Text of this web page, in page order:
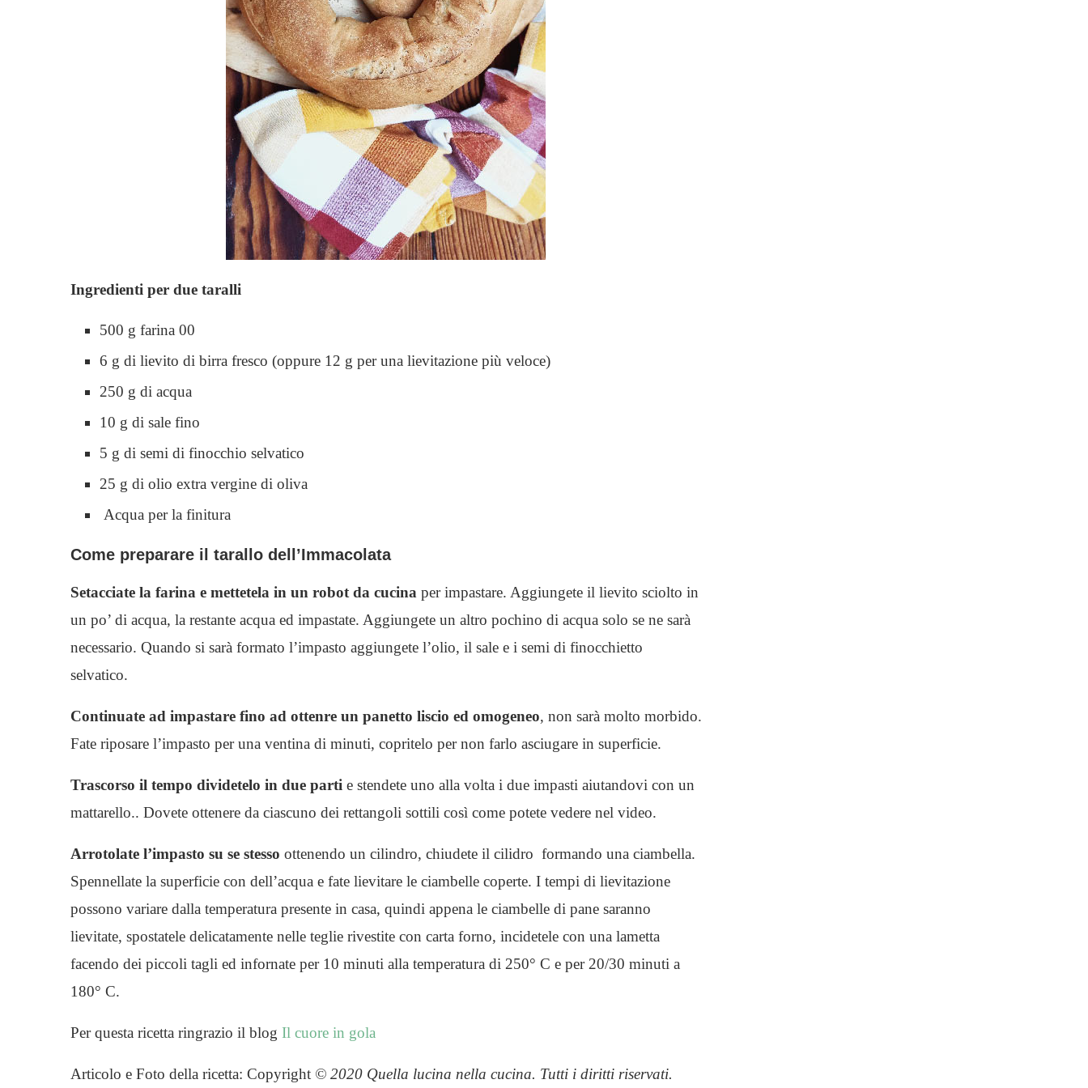
Ingredienti per due taralli
500 g farina 00
6 g di lievito di birra fresco (oppure 12 g per una lievitazione più veloce)
250 g di acqua
10 g di sale fino
5 g di semi di finocchio selvatico
25 g di olio extra vergine di oliva
Acqua per la finitura
Come preparare il tarallo dell’Immacolata
Setacciate la farina e mettetela in un robot da cucina per impastare. Aggiungete il lievito sciolto in
un po’ di acqua, la restante acqua ed impastate. Aggiungete un altro pochino di acqua solo se ne sarà
necessario. Quando si sarà formato l’impasto aggiungete l’olio, il sale e i semi di finocchietto
selvatico.
Continuate ad impastare fino ad ottenre un panetto liscio ed omogeneo, non sarà molto morbido.
Fate riposare l’impasto per una ventina di minuti, copritelo per non farlo asciugare in superficie.
Trascorso il tempo dividetelo in due parti e stendete uno alla volta i due impasti aiutandovi con un
mattarello.. Dovete ottenere da ciascuno dei rettangoli sottili così come potete vedere nel video.
Arrotolate l’impasto su se stesso ottenendo un cilindro, chiudete il cilidro formando una ciambella.
Spennellate la superficie con dell’acqua e fate lievitare le ciambelle coperte. I tempi di lievitazione
possono variare dalla temperatura presente in casa, quindi appena le ciambelle di pane saranno
lievitate, spostatele delicatamente nelle teglie rivestite con carta forno, incidetele con una lametta
facendo dei piccoli tagli ed infornate per 10 minuti alla temperatura di 250° C e per 20/30 minuti a
180° C.
Per questa ricetta ringrazio il blog Il cuore in gola
Articolo e Foto della ricetta: Copyright © 2020 Quella lucina nella cucina. Tutti i diritti riservati.